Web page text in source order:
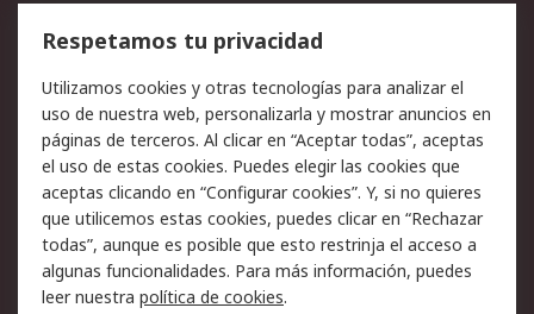
Cómo realizar pedidos
Devoluciones
Facturación y pago
Ofertas
Soporte técnico
Legal
Aviso legal
Política de privacidad -
Actualizada
Política sobre cookies
Seguridad de emails
Certificaciones de
Condiciones de venta
Respetamos tu privacidad
Utilizamos cookies y otras tecnologías para analizar el
uso de nuestra web, personalizarla y mostrar anuncios en
páginas de terceros. Al clicar en “Aceptar todas”, aceptas
el uso de estas cookies. Puedes elegir las cookies que
aceptas clicando en “Configurar cookies”. Y, si no quieres
que utilicemos estas cookies, puedes clicar en “Rechazar
todas”, aunque es posible que esto restrinja el acceso a
algunas funcionalidades. Para más información, puedes
leer nuestra política de cookies.